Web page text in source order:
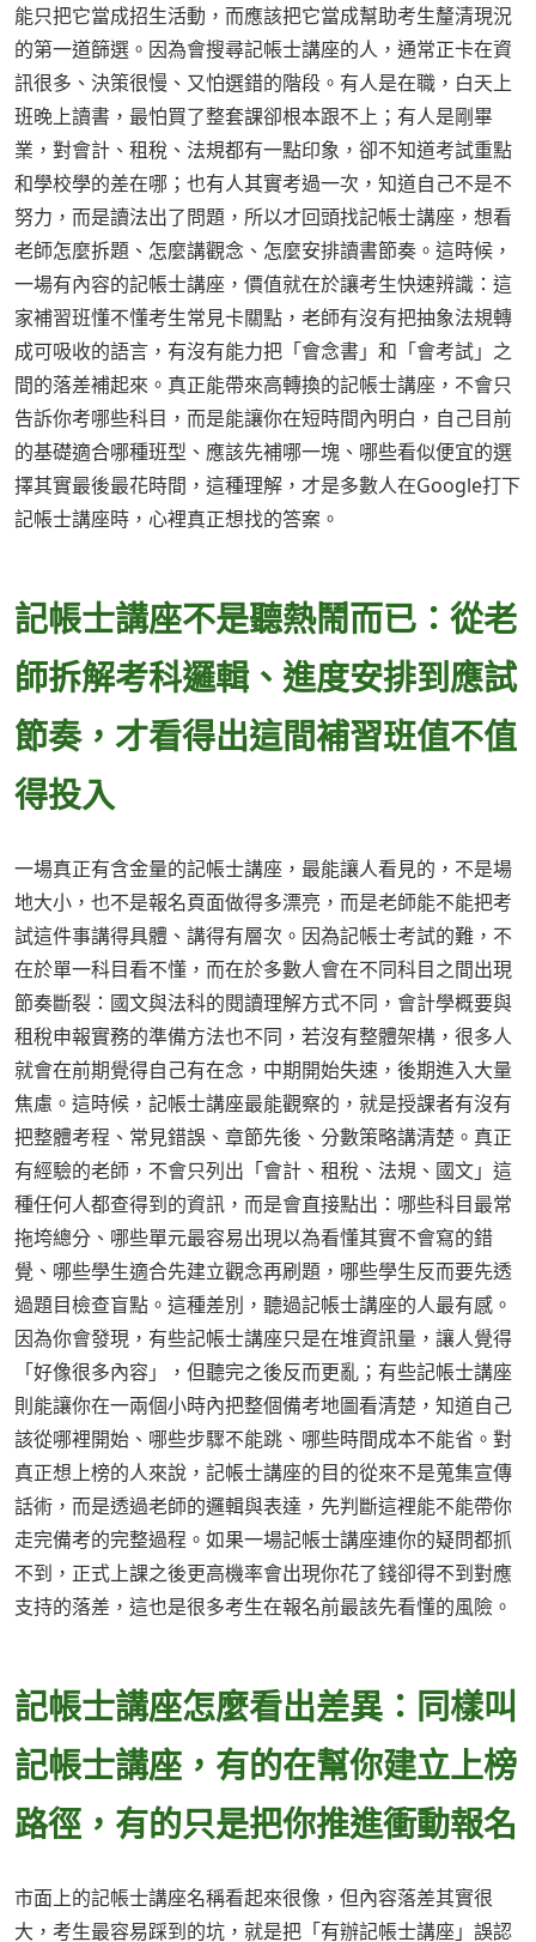
能只把它當成招生活動，而應該把它當成幫助考生釐清現況
的第一道篩選。因為會搜尋記帳士講座的人，通常正卡在資
訊很多、決策很慢、又怕選錯的階段。有人是在職，白天上
班晚上讀書，最怕買了整套課卻根本跟不上；有人是剛畢
業，對會計、租稅、法規都有一點印象，卻不知道考試重點
和學校學的差在哪；也有人其實考過一次，知道自己不是不
努力，而是讀法出了問題，所以才回頭找記帳士講座，想看
老師怎麼拆題、怎麼講觀念、怎麼安排讀書節奏。這時候，
一場有內容的記帳士講座，價值就在於讓考生快速辨識：這
家補習班懂不懂考生常見卡關點，老師有沒有把抽象法規轉
成可吸收的語言，有沒有能力把「會念書」和「會考試」之
間的落差補起來。真正能帶來高轉換的記帳士講座，不會只
告訴你考哪些科目，而是能讓你在短時間內明白，自己目前
的基礎適合哪種班型、應該先補哪一塊、哪些看似便宜的選
擇其實最後最花時間，這種理解，才是多數人在Google打下
記帳士講座時，心裡真正想找的答案。
記帳士講座不是聽熱鬧而已：從老
師拆解考科邏輯、進度安排到應試
節奏，才看得出這間補習班值不值
得投入
一場真正有含金量的記帳士講座，最能讓人看見的，不是場
地大小，也不是報名頁面做得多漂亮，而是老師能不能把考
試這件事講得具體、講得有層次。因為記帳士考試的難，不
在於單一科目看不懂，而在於多數人會在不同科目之間出現
節奏斷裂：國文與法科的閱讀理解方式不同，會計學概要與
租稅申報實務的準備方法也不同，若沒有整體架構，很多人
就會在前期覺得自己有在念，中期開始失速，後期進入大量
焦慮。這時候，記帳士講座最能觀察的，就是授課者有沒有
把整體考程、常見錯誤、章節先後、分數策略講清楚。真正
有經驗的老師，不會只列出「會計、租稅、法規、國文」這
種任何人都查得到的資訊，而是會直接點出：哪些科目最常
拖垮總分、哪些單元最容易出現以為看懂其實不會寫的錯
覺、哪些學生適合先建立觀念再刷題，哪些學生反而要先透
過題目檢查盲點。這種差別，聽過記帳士講座的人最有感。
因為你會發現，有些記帳士講座只是在堆資訊量，讓人覺得
「好像很多內容」，但聽完之後反而更亂；有些記帳士講座
則能讓你在一兩個小時內把整個備考地圖看清楚，知道自己
該從哪裡開始、哪些步驟不能跳、哪些時間成本不能省。對
真正想上榜的人來說，記帳士講座的目的從來不是蒐集宣傳
話術，而是透過老師的邏輯與表達，先判斷這裡能不能帶你
走完備考的完整過程。如果一場記帳士講座連你的疑問都抓
不到，正式上課之後更高機率會出現你花了錢卻得不到對應
支持的落差，這也是很多考生在報名前最該先看懂的風險。
記帳士講座怎麼看出差異：同樣叫
記帳士講座，有的在幫你建立上榜
路徑，有的只是把你推進衝動報名
市面上的記帳士講座名稱看起來很像，但內容落差其實很
大，考生最容易踩到的坑，就是把「有辦記帳士講座」誤認